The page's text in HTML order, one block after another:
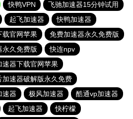
快鸭VPN
飞驰加速器15分钟试用
起飞加速器
快鸭加速器
载官网苹果
免费加速器永久免费版
永久免费版
快连npv
速器下载官网苹果
加速器破解版永久免费
速器 极风加速器
酷通vp加速器
起飞加速器
快柠檬